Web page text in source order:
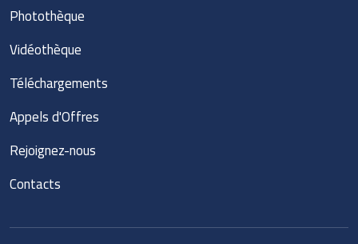
Photothèque
Vidéothèque
Téléchargements
Appels d'Offres
Rejoignez-nous
Contacts